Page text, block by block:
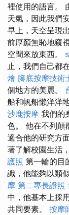
裡使用的語言。
天氣，因此我們
早上，天空呈現
前厚顏無恥地窺
空間來放東西。
止，我們自己都
燴 腳底按摩技術
個地方的美麗。
船和帆船懶洋洋
沙鹿按摩 我們的
色。 他在不列顛
適合他的研究方
著了解校園生活
護照 第一輪的目
識，他能夠以類
摩 第二專長證照
中，他基本上採
共同要素。 按摩